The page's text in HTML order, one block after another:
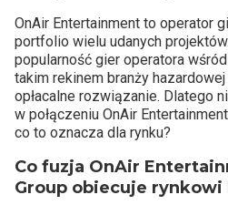
OnAir Entertainment to operator
portfolio wielu udanych
popularność gier operatora
takim rekinem branży
opłacalne rozwiązanie. Dlatego
w połączeniu OnAir
co to oznacza dla rynku?
Co fuzja OnAir
Group obiecuje rynkowi